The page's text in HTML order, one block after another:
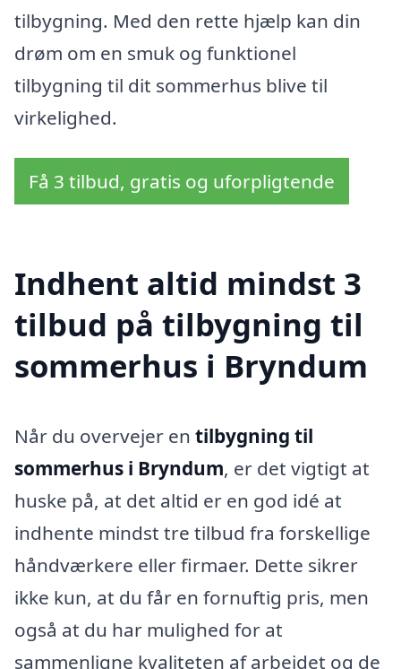
tilbygning. Med den rette hjælp kan din
drøm om en smuk og funktionel
tilbygning til dit sommerhus blive til
virkelighed.
Få 3 tilbud, gratis og uforpligtende
Indhent altid mindst 3
tilbud på tilbygning til
sommerhus i Bryndum
Når du overvejer en tilbygning til
sommerhus i Bryndum, er det vigtigt at
huske på, at det altid er en god idé at
indhente mindst tre tilbud fra forskellige
håndværkere eller firmaer. Dette sikrer
ikke kun, at du får en fornuftig pris, men
også at du har mulighed for at
sammenligne kvaliteten af arbejdet og de